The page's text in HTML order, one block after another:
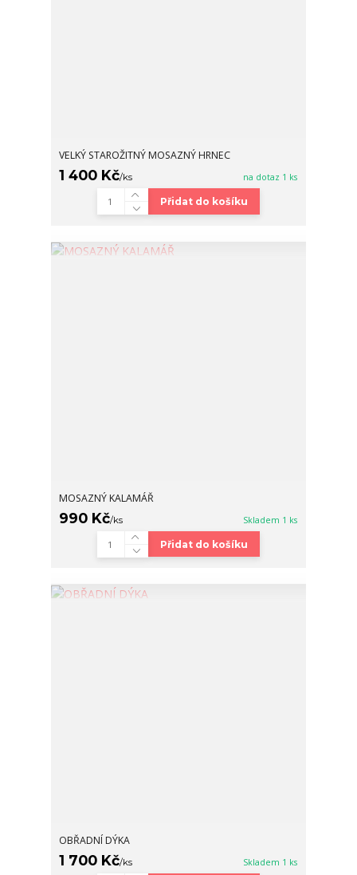
VELKÝ STAROŽITNÝ MOSAZNÝ HRNEC
1 400 Kč/ks na dotaz 1 ks
Přidat do košíku
MOSAZNÝ KALAMÁŘ
990 Kč/ks Skladem 1 ks
Přidat do košíku
OBŘADNÍ DÝKA
1 700 Kč/ks Skladem 1 ks